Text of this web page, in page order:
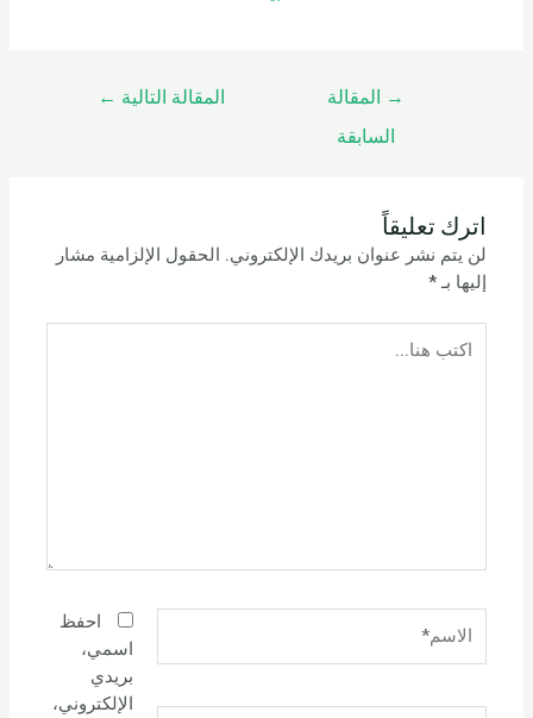
→
المقالة
السابقة
المقالة التالية ←
اترك تعليقاً
لن يتم نشر عنوان بريدك الإلكتروني. الحقول الإلزامية مشار
إليها بـ*
هنا...
احفظ
اسمي،
بريدي
الإلكتروني،